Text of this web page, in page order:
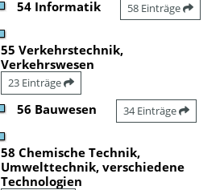
54 Informatik 58 Einträge
55 Verkehrstechnik,
Verkehrswesen
23 Einträge
56 Bauwesen 34 Einträge
58 Chemische Technik,
Umwelttechnik, verschiedene
Technologien